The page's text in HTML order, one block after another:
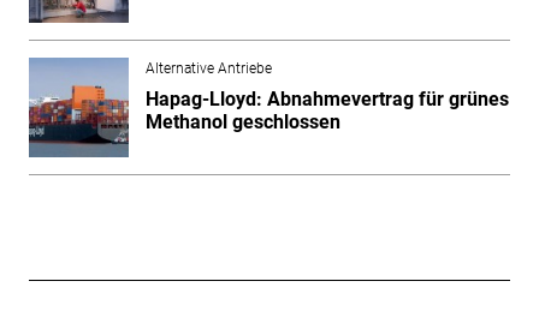
Alternative Antriebe
Hapag-Lloyd: Abnahmevertrag für grünes
Methanol geschlossen